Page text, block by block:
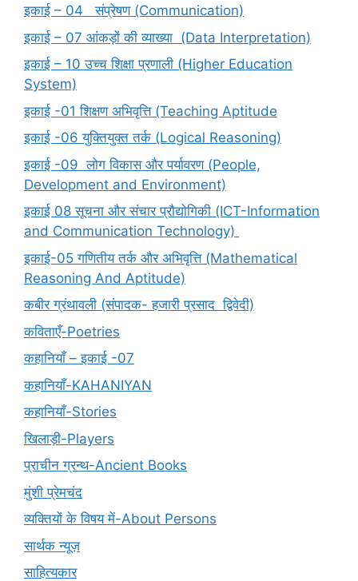
इकाई – 04 संप्रेषण (Communication)
इकाई – 07 आंकड़ों की व्याख्या (Data Interpretation)
इकाई – 10 उच्च शिक्षा प्रणाली (Higher Education
System)
इकाई -01 शिक्षण अभिवृत्ति (Teaching Aptitude
इकाई -06 युक्तियुक्त तर्क (Logical Reasoning)
इकाई -09 लोग विकास और पर्यावरण (People,
Development and Environment)
इकाई 08 सूचना और संचार प्रौद्योगिकी (ICT-Information
and Communication Technology)
इकाई-05 गणितीय तर्क और अभिवृत्ति (Mathematical
Reasoning And Aptitude)
कबीर ग्रंथावली (संपादक- हजारी प्रसाद द्विवेदी)
कविताएँ-Poetries
कहानियाँ – इकाई -07
कहानियाँ-KAHANIYAN
कहानियाँ-Stories
खिलाड़ी-Players
प्राचीन ग्रन्थ-Ancient Books
मुंशी प्रेमचंद
व्यक्तियों के विषय में-About Persons
सार्थक न्यूज़
साहित्यकार